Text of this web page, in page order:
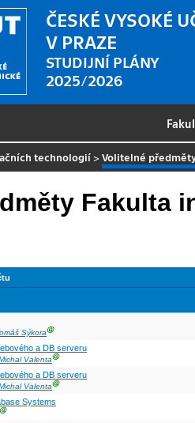
ČESKÉ VYSOKÉ
V PRAZE
STUDIJNÍ PLÁNY
2025/2026
technologií >Volitelné
Fakulta
SýkoraⒼ
a DB serveru
ValentaⒼ
a DB serveru
ValentaⒼ
Systems
Ⓖ